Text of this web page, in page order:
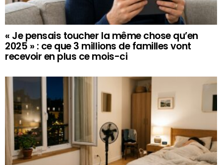
« Je pensais toucher la même chose qu’en
2025 » : ce que 3 millions de familles vont
recevoir en plus ce mois-ci